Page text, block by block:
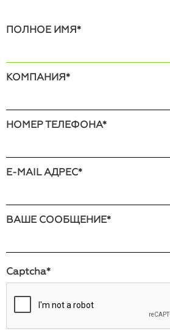
ПОЛНОЕ ИМЯ*
КОМПАНИЯ*
НОМЕР ТЕЛЕФОНА*
E-MAIL АДРЕС*
ВАШЕ СООБЩЕНИЕ*
Captcha*